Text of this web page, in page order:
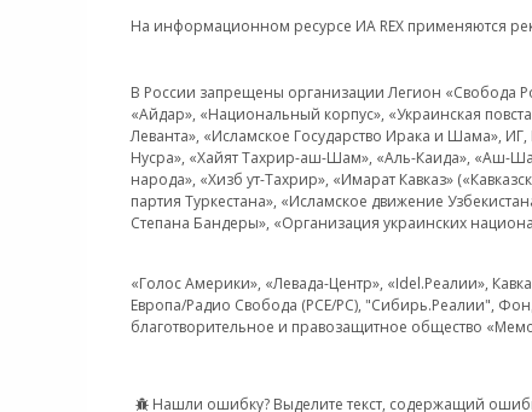
На информационном ресурсе ИА REX применяются
В России запрещены организации Легион «Свобода
«Айдар», «Национальный корпус», «Украинская
Леванта», «Исламское Государство Ирака и Шама»,
Нусра», «Хайят Тахрир-аш-Шам», «Аль-Каида», «Аш-
народа», «Хизб ут-Тахрир», «Имарат Кавказ»
партия Туркестана», «Исламское движение
Степана Бандеры», «Организация украинских
«Голос Америки», «Левада-Центр», «Idel.Реалии»,
Европа/Радио Свобода (PCE/PC), "Сибирь.Реалии",
благотворительное и правозащитное общество
Нашли ошибку? Выделите текст, содержащий